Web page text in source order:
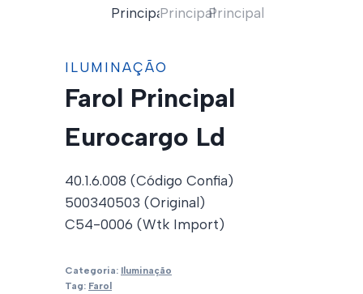
ILUMINAÇÃO
Farol Principal
Eurocargo Ld
40.1.6.008 (Código Confia)
500340503 (Original)
C54-0006 (Wtk Import)
Categoria: Iluminação
Tag: Farol